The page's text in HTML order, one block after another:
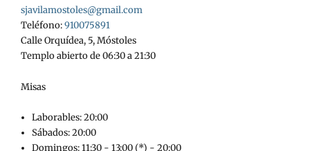
sjavilamostoles@gmail.com
Teléfono:910075891
Calle Orquídea, 5, Móstoles
Templo abierto de 06:30 a 21:30
Misas
Laborables: 20:00
Sábados: 20:00
Domingos: 11:30 - 13:00 (*) - 20:00